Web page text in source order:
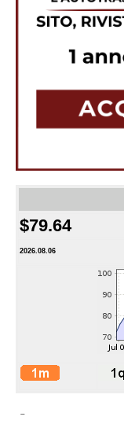
$79.64
2026.08.06
-